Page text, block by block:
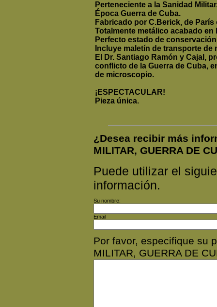
Perteneciente a la Sanidad
Época Guerra de Cuba.
Fabricado por C.Berick, de París
Totalmente metálico acabado
Perfecto estado de
Incluye maletín de transporte de
El Dr. Santiago Ramón y Cajal,
conflicto de la Guerra de Cuba,
de microscopio.
¡ESPECTACULAR!
Pieza única.
¿Desea recibir más
MILITAR, GUERRA DE
Puede utilizar el
información.
Su nombre:
Email
Por favor, especifique su
MILITAR, GUERRA DE